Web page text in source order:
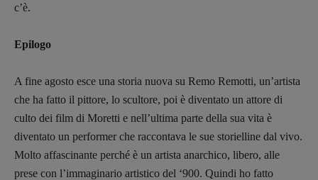
c’è.
Epilogo
A fine agosto esce una storia nuova su Remo Remotti, un’artista
che ha fatto il pittore, lo scultore, poi è diventato un attore di
culto dei film di Moretti e nell’ultima parte della sua vita è
diventato un performer che raccontava le sue storielline dal vivo.
Molto affascinante perché è un artista anarchico, libero, alle
prese con l’immaginario artistico del ‘900. Quindi ho fatto